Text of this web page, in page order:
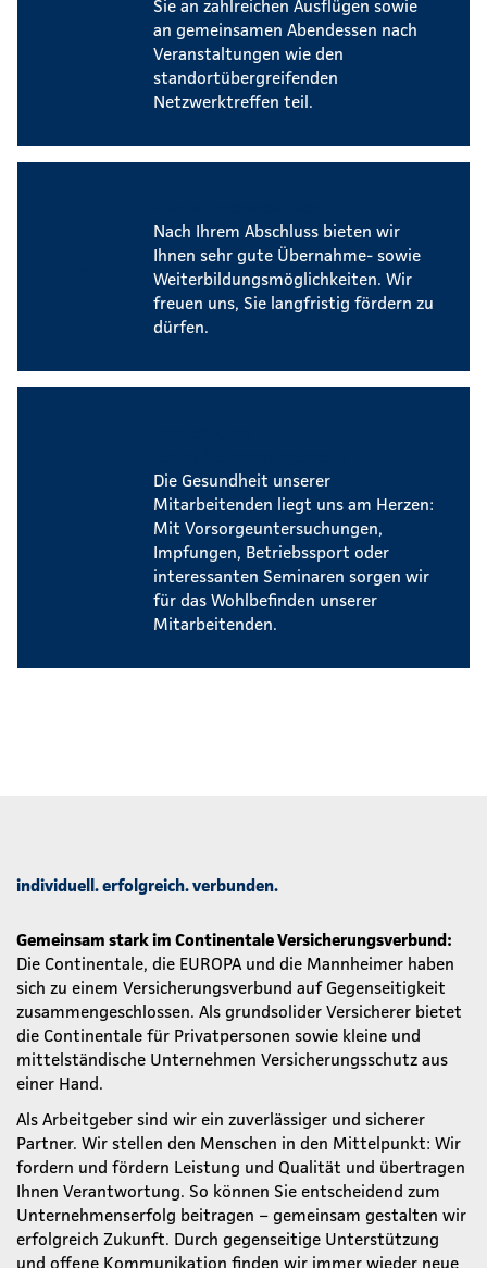
Sie an zahlreichen Ausflügen sowie
an gemeinsamen Abendessen nach
Veranstaltungen wie den
standortübergreifenden
Netzwerktreffen teil.
Nach Ihrem Abschluss bieten wir
Ihnen sehr gute Übernahme- sowie
Weiterbildungsmöglichkeiten. Wir
freuen uns, Sie langfristig fördern zu
dürfen.
Die Gesundheit unserer
Mitarbeitenden liegt uns am Herzen:
Mit Vorsorgeuntersuchungen,
Impfungen, Betriebssport oder
interessanten Seminaren sorgen wir
für das Wohlbefinden unserer
Mitarbeitenden.
individuell. erfolgreich. verbunden.
Gemeinsam stark im Continentale Versicherungsverbund:
Die Continentale, die EUROPA und die Mannheimer haben
sich zu einem Versicherungsverbund auf Gegenseitigkeit
zusammengeschlossen. Als grundsolider Versicherer bietet
die Continentale für Privatpersonen sowie kleine und
mittelständische Unternehmen Versicherungsschutz aus
einer Hand.
Als Arbeitgeber sind wir ein zuverlässiger und sicherer
Partner. Wir stellen den Menschen in den Mittelpunkt: Wir
fordern und fördern Leistung und Qualität und übertragen
Ihnen Verantwortung. So können Sie entscheidend zum
Unternehmenserfolg beitragen – gemeinsam gestalten wir
erfolgreich Zukunft. Durch gegenseitige Unterstützung
und offene Kommunikation finden wir immer wieder neue